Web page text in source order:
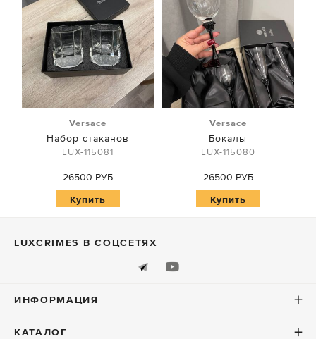
Versace
Набор стаканов
LUX-115081
26500 РУБ
Купить
Versace
Бокалы
LUX-115080
26500 РУБ
Купить
LUXСRIMES В СОЦСЕТЯХ
ИНФОРМАЦИЯ
КАТАЛОГ